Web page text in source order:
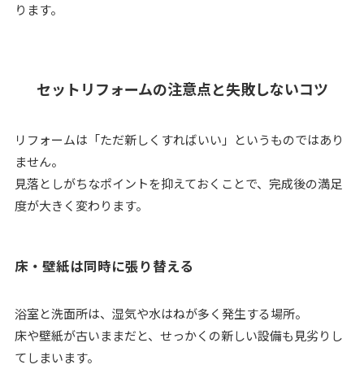
ります。
セットリフォームの注意点と失敗しないコツ
リフォームは「ただ新しくすればいい」というものではあり
ません。
見落としがちなポイントを抑えておくことで、完成後の満足
度が大きく変わります。
床・壁紙は同時に張り替える
浴室と洗面所は、湿気や水はねが多く発生する場所。
床や壁紙が古いままだと、せっかくの新しい設備も見劣りし
てしまいます。